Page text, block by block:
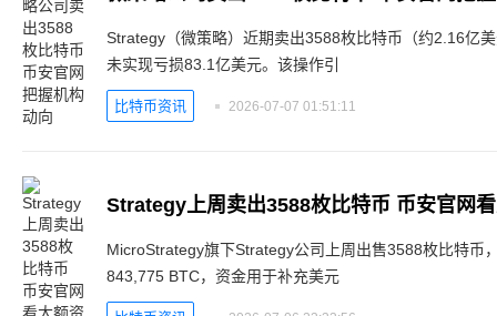
Strategy（微策略）近期卖出3588枚比特币（约2.16亿
未实现亏损83.1亿美元。该操作引
比特币资讯 2026-07-07 01:51:11
Strategy上周卖出3588枚比特币 币安官网
MicroStrategy旗下Strategy公司上周出售3588枚比特币
843,775 BTC，资金用于补充美元